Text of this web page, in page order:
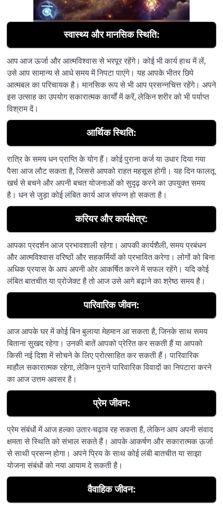
स्वास्थ्य और मानसिक स्थिति:
आप आज ऊर्जा और आत्मविश्वास से भरपूर रहेंगे। कोई भी कार्य हाथ में लें,
उसे आप सामान्य से आधे समय में निपटा पाएंगे। यह आपके भीतर छिपे
आत्मबल का परिचायक है। मानसिक रूप से भी आप प्रसन्नचित्त रहेंगे। अपने
इस उत्साह का उपयोग सकारात्मक कार्यों में करें, लेकिन शरीर को भी पर्याप्त
विश्राम दें।
आर्थिक स्थिति:
रात्रि के समय धन प्राप्ति के योग हैं। कोई पुराना कर्ज या उधार दिया गया
पैसा आज लौट सकता है, जिससे आपको राहत महसूस होगी। यह दिन फालतू
खर्च से बचने और अपनी बचत योजनाओं को सुदृढ़ करने का उपयुक्त समय
है। धन से जुड़ा कोई लंबित कार्य आज संपन्न हो सकता है।
करियर और कार्यक्षेत्र:
आपका प्रदर्शन आज प्रभावशाली रहेगा। आपकी कार्यशैली, समय प्रबंधन
और आत्मविश्वास वरिष्ठों और सहकर्मियों को प्रभावित करेगा। लोगों को बिना
अधिक प्रयास के आप अपनी ओर आकर्षित करने में सफल रहेंगे। यदि कोई
लंबित बातचीत या प्रोजेक्ट है तो आज उसे आगे बढ़ाने का श्रेष्ठ समय है।
पारिवारिक जीवन:
आज आपके घर में कोई बिन बुलाया मेहमान आ सकता है, जिनके साथ समय
बिताना सुखद रहेगा। उनकी बातें आपको प्रेरित कर सकती हैं या आपको
किसी नई दिशा में सोचने के लिए प्रोत्साहित कर सकती हैं। पारिवारिक
माहौल सकारात्मक रहेगा, लेकिन पुराने पारिवारिक विवादों का निपटारा करने
का आज उत्तम अवसर है।
प्रेम जीवन:
प्रेम संबंधों में आज हल्का उतार-चढ़ाव रह सकता है, लेकिन आप अपनी संवाद
क्षमता से स्थिति को संभाल सकते हैं। आपके आकर्षण और सकारात्मक ऊर्जा
से साथी प्रसन्न होगा। अपने प्रिय के साथ कोई लंबी बातचीत या साझा
योजना संबंधों को नया आयाम दे सकती है।
वैवाहिक जीवन: